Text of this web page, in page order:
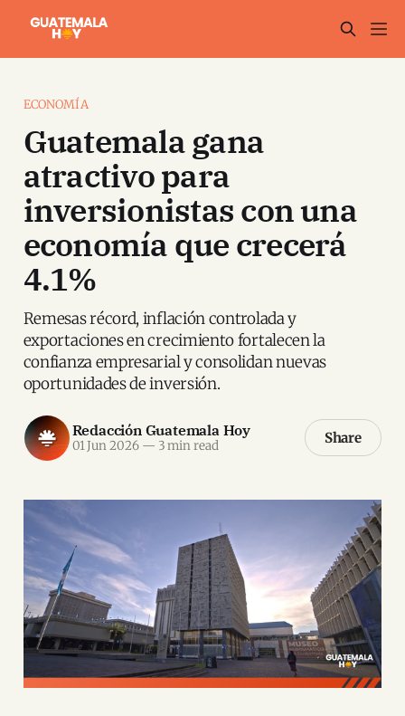
ECONOMÍA
Guatemala gana
atractivo para
inversionistas con una
economía que crecerá
4.1%
Remesas récord, inflación controlada y
exportaciones en crecimiento fortalecen la
confianza empresarial y consolidan nuevas
oportunidades de inversión.
Redacción Guatemala Hoy
01 Jun 2026 — 3 min read Share